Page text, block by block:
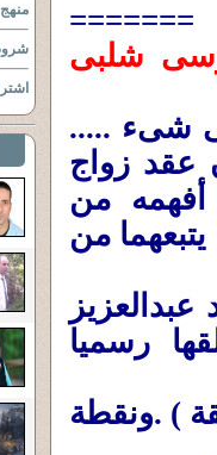
=======
شلبى
شىء .....
عقد زواج
من
من
رسميا
) .ونقطة